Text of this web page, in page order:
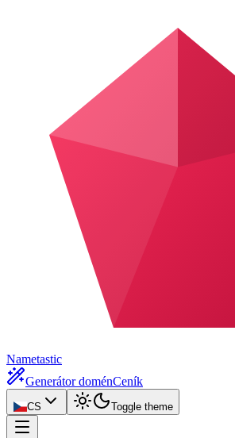
Nametastic
Generátor doménCeník
CS Toggle theme